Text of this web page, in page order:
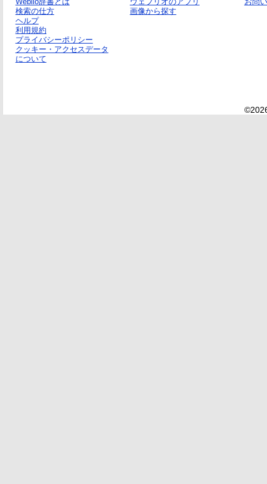
検索の仕方
ヘルプ
利用規約
プライバシーポリシー
クッキー・アクセスデータ
について
画像から探す